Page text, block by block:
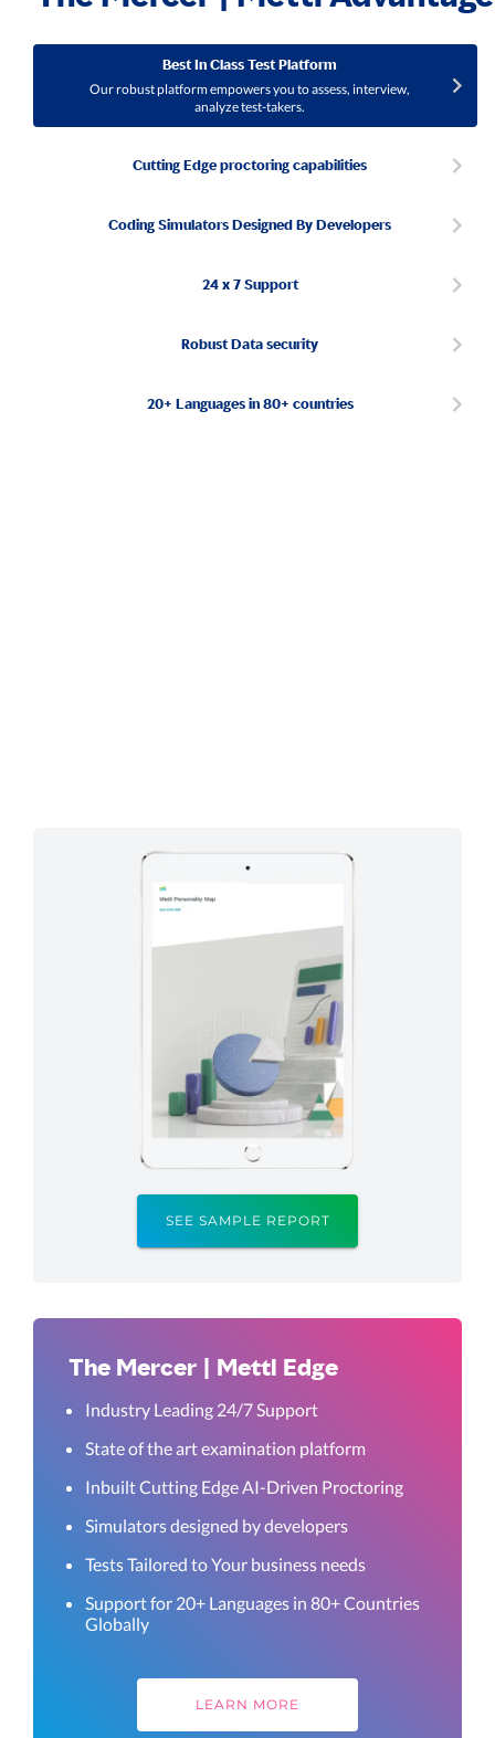
Best In Class Test Platform
Our robust platform empowers you to assess, interview,
analyze test-takers.
Cutting Edge proctoring capabilities
Coding Simulators Designed By Developers
24 x 7 Support
Robust Data security
20+ Languages in 80+ countries
SEE SAMPLE REPORT
The Mercer | Mettl Edge
Industry Leading 24/7 Support
State of the art examination platform
Inbuilt Cutting Edge AI-Driven Proctoring
Simulators designed by developers
Tests Tailored to Your business needs
Support for 20+ Languages in 80+ Countries
Globally
LEARN MORE